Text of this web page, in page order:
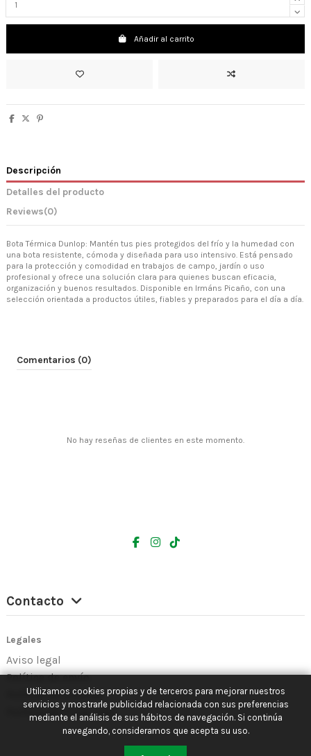
Añadir al carrito
Descripción
Detalles del producto
Reviews(0)
Bota Térmica Dunlop: Mantén tus pies protegidos del frío y la humedad con
una bota resistente, cómoda y diseñada para uso intensivo. Está pensado
para la protección y comodidad en trabajos de campo, jardín o uso
profesional y ofrece una solución clara para quienes buscan eficacia,
organización y buenos resultados. Disponible en Irmáns Picaño, con una
selección orientada a productos útiles, fiables y preparados para el día a día.
Comentarios (0)
No hay reseñas de clientes en este momento.
Contacto
Legales
Aviso legal
Política de envío
Política de Cookies
Política de Privacidad
Utilizamos cookies propias y de terceros para mejorar nuestros
servicios y mostrarle publicidad relacionada con sus preferencias
mediante el análisis de sus hábitos de navegación. Si continúa
navegando, consideramos que acepta su uso.